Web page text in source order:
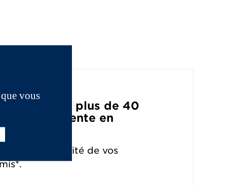
réseau de plus de 40
et après-vente en
le relais qualité de vos
vous